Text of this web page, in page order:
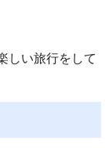
しい旅行をして